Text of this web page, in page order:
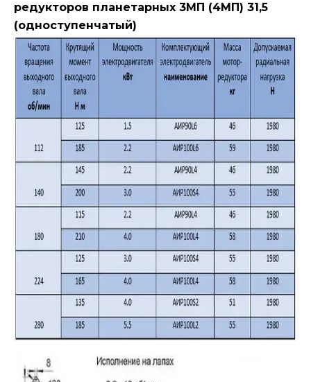
редукторов планетарных 3МП (4МП) 31,5
(одноступенчатый)